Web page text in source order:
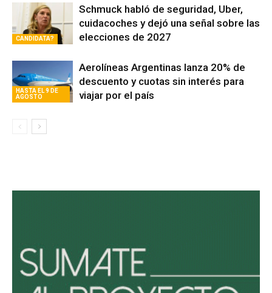
CANDIDATA?
Schmuck habló de seguridad, Uber,
cuidacoches y dejó una señal sobre las
elecciones de 2027
HASTA EL 9 DE
AGOSTO
Aerolíneas Argentinas lanza 20% de
descuento y cuotas sin interés para
viajar por el país